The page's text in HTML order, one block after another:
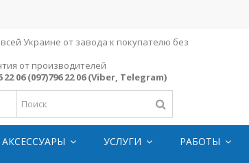
Украине от завода к покупателю без
от производителей
22 06 (097)796 22 06 (Viber, Telegram)
АКСЕССУАРЫ УСЛУГИ РАБОТЫ